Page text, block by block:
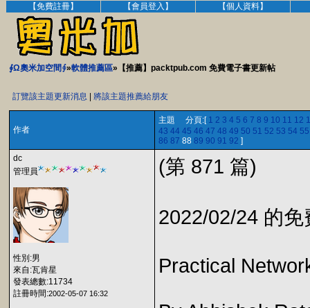
【免費註冊】 【會員登入】 【個人資料】
∮Ω奧米加空間∮»軟體推薦區»【推薦】packtpub.com 免費電子書更新帖
訂覽該主題更新消息 將該主題推薦給朋友
作者
主題 分頁:[ 1 2 3 4 5 6 7 8 9 10 11 12
43 44 45 46 47 48 49 50 51 52 53 54 55
86 87 88 89 90 91 92 ]
dc
管理員
性別:男
來自:瓦肯星
發表總數:11734
註冊時間:2002-05-07 16:32
(第 871 篇)
2022/02/24 的
Practical